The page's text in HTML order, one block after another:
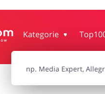
Kategorie